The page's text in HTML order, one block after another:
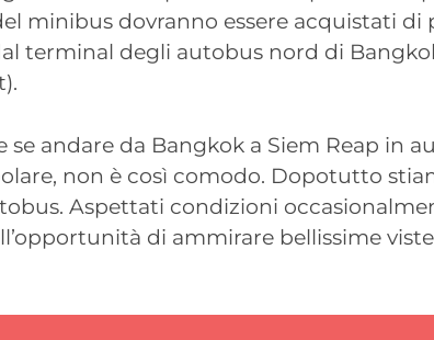
minibus dovranno essere acquistati di
terminal degli autobus nord di
se andare da Bangkok a Siem Reap in
non è così comodo. Dopotutto
Aspettati condizioni
di ammirare bellissime